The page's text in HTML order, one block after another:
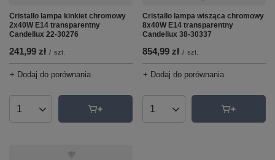
Cristallo lampa kinkiet chromowy
2x40W E14 transparentny
Candellux 22-30276
241,99 zł / szt.
+ Dodaj do porównania
Ilość produktów
Cristallo lampa wisząca chromowy
8x40W E14 transparentny
Candellux 38-30337
854,99 zł / szt.
+ Dodaj do porównania
Ilość produktów